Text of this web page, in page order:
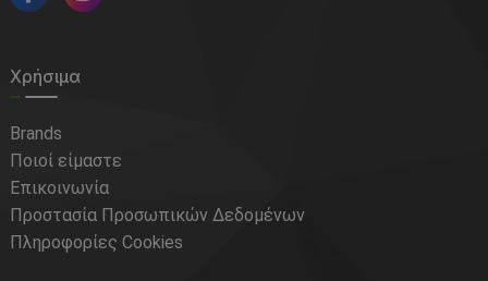
Χρήσιμα
Brands
Ποιοί είμαστε
Επικοινωνία
Προστασία Προσωπικών Δεδομένων
Πληροφορίες Cookies